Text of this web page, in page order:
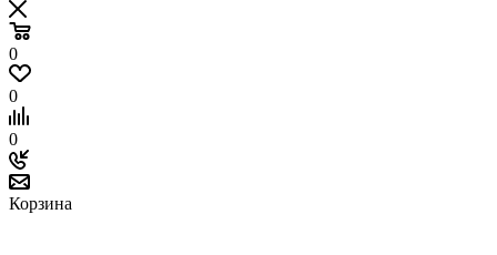
0
0
0
Корзина